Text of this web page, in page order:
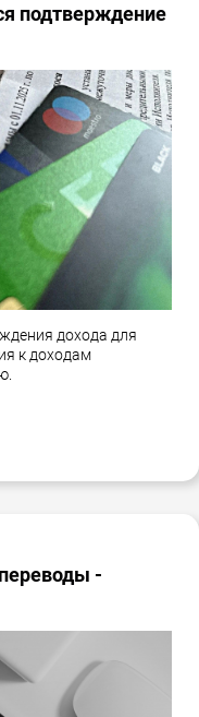
подтверждение
дохода для
к доходам
-